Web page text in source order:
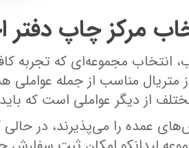
مرکز چاپ
انتخاب مجموعه‌ای که تجربه
متریال مناسب از جمله
از دیگر عواملی است که
عمده را می‌پذیرند، در